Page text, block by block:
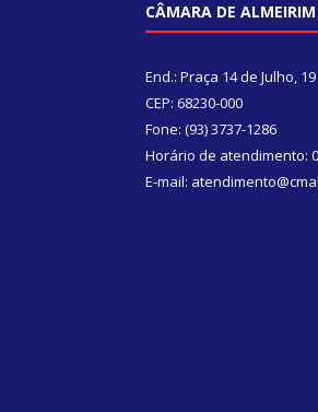
CÂMARA DE ALMEIRIM
End.: Praça 14 de Julho,
CEP: 68230-000
Fone: (93) 3737-1286
Horário de atendimento:
E-mail: